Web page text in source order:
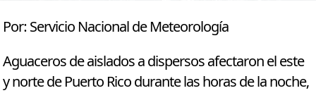
Por: Servicio Nacional de Meteorología
Aguaceros de aislados a dispersos afectaron el este
y norte de Puerto Rico durante las horas de la noche,